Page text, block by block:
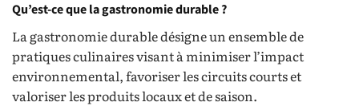
Qu’est-ce que la gastronomie durable ?
La gastronomie durable désigne un ensemble de
pratiques culinaires visant à minimiser l’impact
environnemental, favoriser les circuits courts et
valoriser les produits locaux et de saison.